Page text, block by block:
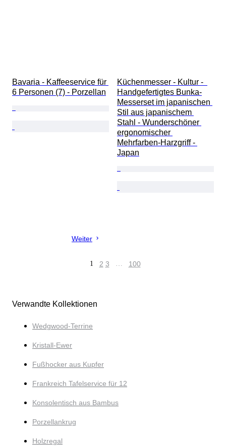
Bavaria - Kaffeeservice für
6 Personen (7) - Porzellan
Küchenmesser - Kultur -
Handgefertigtes Bunka-
Messerset im japanischen
Stil aus japanischem
Stahl - Wunderschöner
ergonomischer
Mehrfarben-Harzgriff -
Japan
Weiter
1 2 3 … 100
Verwandte Kollektionen
Wedgwood-Terrine
Kristall-Ewer
Fußhocker aus Kupfer
Frankreich Tafelservice für 12
Konsolentisch aus Bambus
Porzellankrug
Holzregal